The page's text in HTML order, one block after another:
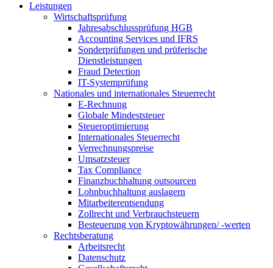
Leistungen
Wirtschaftsprüfung
Jahresabschlussprüfung HGB
Accounting Services und IFRS
Sonderprüfungen und prüferische
Dienstleistungen
Fraud Detection
IT-Systemprüfung
Nationales und internationales Steuerrecht
E-Rechnung
Globale Mindeststeuer
Steueroptimierung
Internationales Steuerrecht
Verrechnungspreise
Umsatzsteuer
Tax Compliance
Finanzbuchhaltung outsourcen
Lohnbuchhaltung auslagern
Mitarbeiterentsendung
Zollrecht und Verbrauchsteuern
Besteuerung von Kryptowährungen/ -werten
Rechtsberatung
Arbeitsrecht
Datenschutz